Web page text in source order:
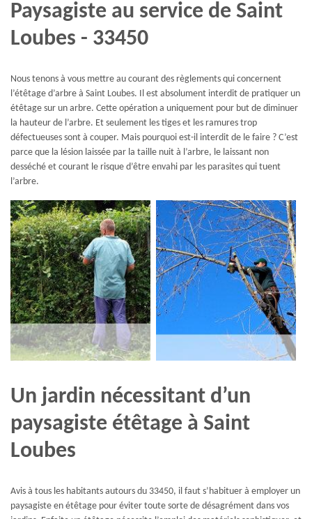
Paysagiste au service de Saint
Loubes - 33450
Nous tenons à vous mettre au courant des règlements qui concernent
l’étêtage d’arbre à Saint Loubes. Il est absolument interdit de pratiquer un
étêtage sur un arbre. Cette opération a uniquement pour but de diminuer
la hauteur de l’arbre. Et seulement les tiges et les ramures trop
défectueuses sont à couper. Mais pourquoi est-il interdit de le faire ? C’est
parce que la lésion laissée par la taille nuit à l’arbre, le laissant non
desséché et courant le risque d’être envahi par les parasites qui tuent
l’arbre.
Un jardin nécessitant d’un
paysagiste étêtage à Saint
Loubes
Avis à tous les habitants autours du 33450, il faut s’habituer à employer un
paysagiste en étêtage pour éviter toute sorte de désagrément dans vos